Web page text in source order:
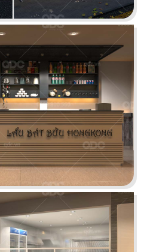
ÁN
"NHẬU CÓ CHẤT"
trên văn hóa vỉa hè độc
đường phố, mang đến
trưng cho thực khách
tiết